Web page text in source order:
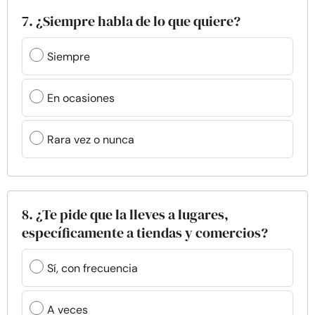
7. ¿Siempre habla de lo que quiere?
Siempre
En ocasiones
Rara vez o nunca
8. ¿Te pide que la lleves a lugares,
específicamente a tiendas y comercios?
Sí, con frecuencia
A veces